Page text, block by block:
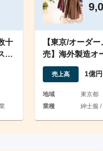
十
ア
【東京/オーダ
売】海外製造オ
シャツをオンラ
売上高 1億
地域
東京都
業種
紳士服 /